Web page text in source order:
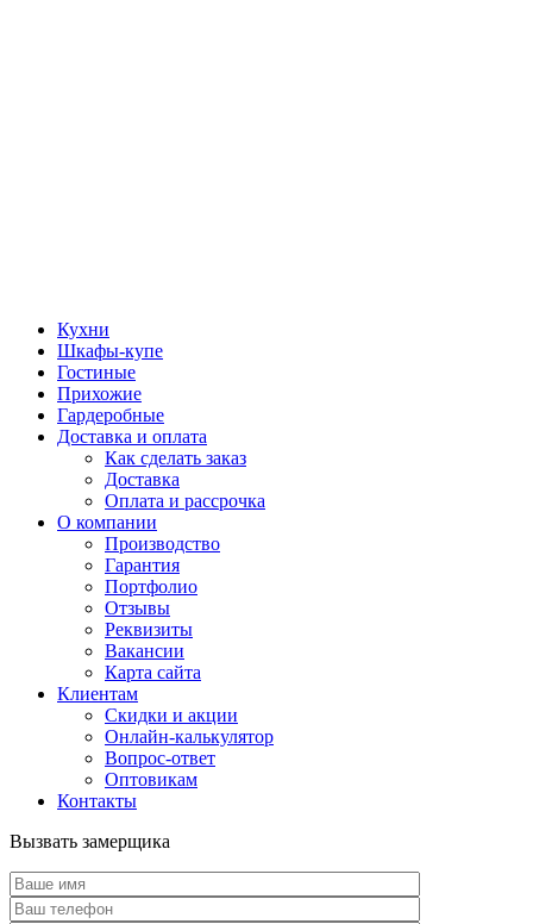
Кухни
Шкафы-купе
Гостиные
Прихожие
Гардеробные
Доставка и оплата
Как сделать заказ
Доставка
Оплата и рассрочка
О компании
Производство
Гарантия
Портфолио
Отзывы
Реквизиты
Вакансии
Карта сайта
Клиентам
Скидки и акции
Онлайн-калькулятор
Вопрос-ответ
Оптовикам
Контакты
Вызвать замерщика